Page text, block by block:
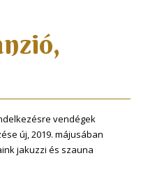
vendégek
új, 2019. májusában
jakuzzi és szauna